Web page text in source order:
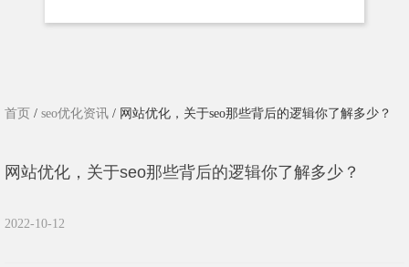
首页 / seo优化资讯 / 网站优化，关于seo那些背后的逻辑你了解多少？
网站优化，关于seo那些背后的逻辑你了解多少？
2022-10-12